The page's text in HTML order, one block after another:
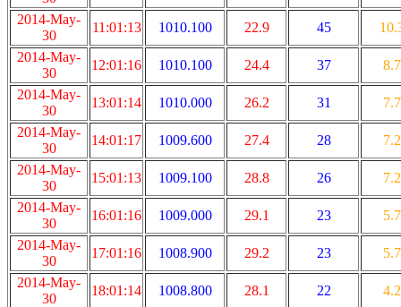
2014-May-
30
11:01:13 1010.100 22.9 45
2014-May-
30
12:01:16 1010.100 24.4 37
8.7
2014-May-
30
13:01:14 1010.000 26.2 31
7.7
2014-May-
30
14:01:17 1009.600 27.4 28
7.2
2014-May-
30
15:01:13 1009.100 28.8 26
7.2
2014-May-
30
16:01:16 1009.000 29.1 23
5.7
2014-May-
30
17:01:16 1008.900 29.2 23
5.7
2014-May-
30
18:01:14 1008.800 28.1 22
4.2